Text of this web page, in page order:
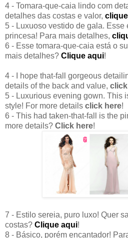
4 - Tomara-que-caia lindo com
detalhes das costas e valor,
5 - Luxuoso vestido de gala. Esse
princesa! Para mais detalhes,
6 - Esse tomara-que-caia está o
mais detalhes? Clique aqui!
4 - I hope that-fall gorgeous
details of the back and value,
5 - Luxurious evening gown. This
style! For more details click here!
6 - This had taken-that-fall is the
more details? Click here!
7 - Estilo sereia, puro luxo! Quer
costas? Clique aqui!
8 - Básico, porém encantador!